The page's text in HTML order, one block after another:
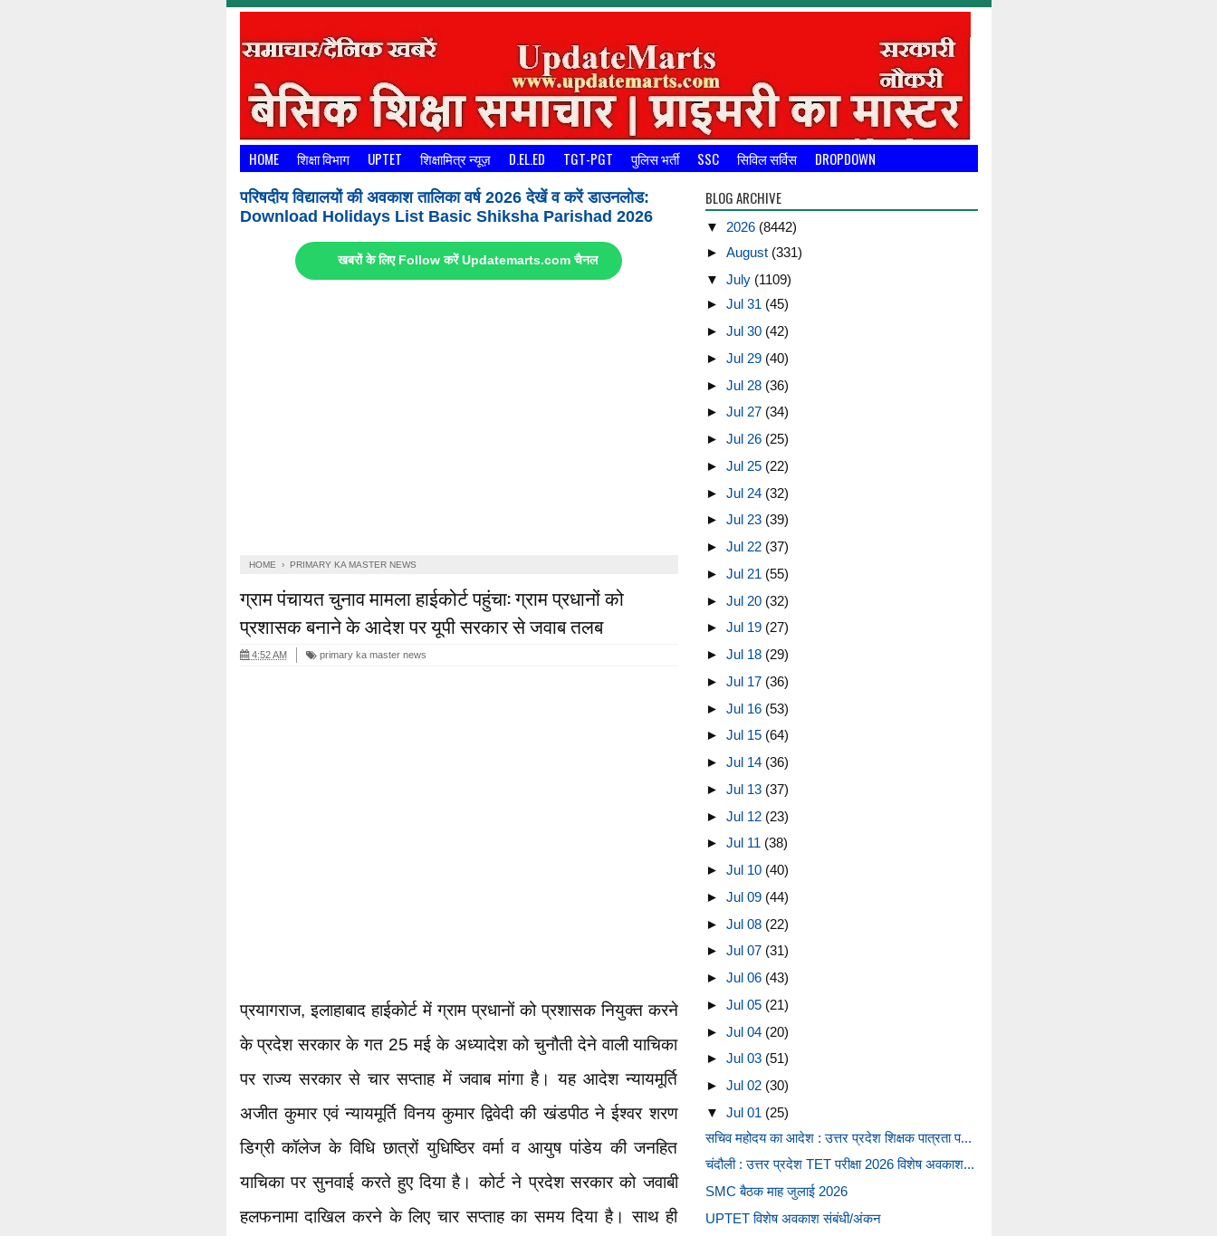
HOME शिक्षा विभाग UPTET शिक्षामित्र न्यूज़ D.EL.ED TGT-PGT पुलिस भर्ती SSC सिविल सर्विस DROPDOWN
परिषदीय विद्यालयों की अवकाश तालिका वर्ष 2026 देखें व करें डाउनलोड:
Download Holidays List Basic Shiksha Parishad 2026
खबरों के लिए Follow करें Updatemarts.com चैनल
HOME › PRIMARY KA MASTER NEWS
ग्राम पंचायत चुनाव मामला हाईकोर्ट पहुंचा: ग्राम प्रधानों को
प्रशासक बनाने के आदेश पर यूपी सरकार से जवाब तलब
4:52 AM primary ka master news
प्रयागराज, इलाहाबाद हाईकोर्ट में ग्राम प्रधानों को प्रशासक नियुक्त करने
के प्रदेश सरकार के गत 25 मई के अध्यादेश को चुनौती देने वाली याचिका
पर राज्य सरकार से चार सप्ताह में जवाब मांगा है। यह आदेश न्यायमूर्ति
अजीत कुमार एवं न्यायमूर्ति विनय कुमार द्विवेदी की खंडपीठ ने ईश्वर शरण
डिग्री कॉलेज के विधि छात्रों युधिष्ठिर वर्मा व आयुष पांडेय की जनहित
याचिका पर सुनवाई करते हुए दिया है। कोर्ट ने प्रदेश सरकार को जवाबी
हलफनामा दाखिल करने के लिए चार सप्ताह का समय दिया है। साथ ही
BLOG ARCHIVE
▼ 2026 (8442)
► August (331)
▼ July (1109)
► Jul 31 (45)
► Jul 30 (42)
► Jul 29 (40)
► Jul 28 (36)
► Jul 27 (34)
► Jul 26 (25)
► Jul 25 (22)
► Jul 24 (32)
► Jul 23 (39)
► Jul 22 (37)
► Jul 21 (55)
► Jul 20 (32)
► Jul 19 (27)
► Jul 18 (29)
► Jul 17 (36)
► Jul 16 (53)
► Jul 15 (64)
► Jul 14 (36)
► Jul 13 (37)
► Jul 12 (23)
► Jul 11 (38)
► Jul 10 (40)
► Jul 09 (44)
► Jul 08 (22)
► Jul 07 (31)
► Jul 06 (43)
► Jul 05 (21)
► Jul 04 (20)
► Jul 03 (51)
► Jul 02 (30)
▼ Jul 01 (25)
सचिव महोदय का आदेश : उत्तर प्रदेश शिक्षक पात्रता प...
चंदौली : उत्तर प्रदेश TET परीक्षा 2026 विशेष अवकाश...
SMC बैठक माह जुलाई 2026
UPTET विशेष अवकाश संबंधी/अंकन